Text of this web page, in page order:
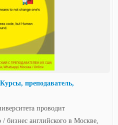
преподаватель,
проводит
бизнес английского в Москве,